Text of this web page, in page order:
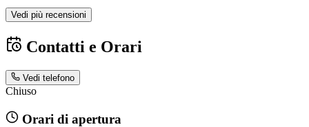
Vedi più recensioni
Contatti e Orari
Vedi telefono
Chiuso
Orari di apertura